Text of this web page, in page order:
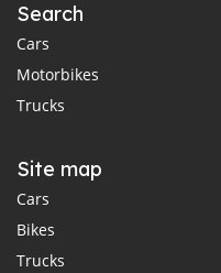
Search
Cars
Motorbikes
Trucks
Site map
Cars
Bikes
Trucks